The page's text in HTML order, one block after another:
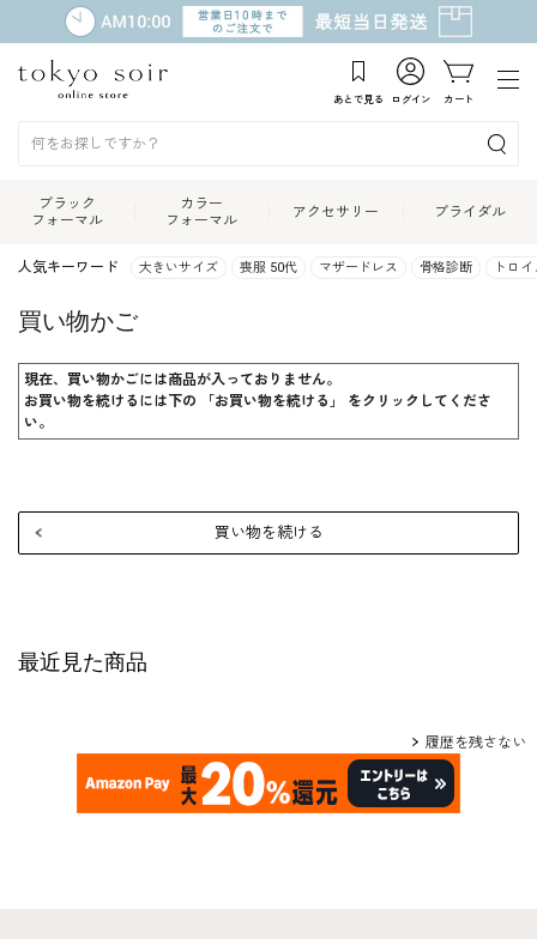
あとで見る ログイン カート
ブラック
フォーマル
カラー
フォーマル
アクセサリー ブライダル
人気キーワード 大きいサイズ 喪服 50代 マザードレス 骨格診断 トロ
買い物かご
現在、買い物かごには商品が入っておりません。
お買い物を続けるには下の 「お買い物を続ける」 をクリックしてくださ
い。
買い物を続ける
最近見た商品
履歴を残さない